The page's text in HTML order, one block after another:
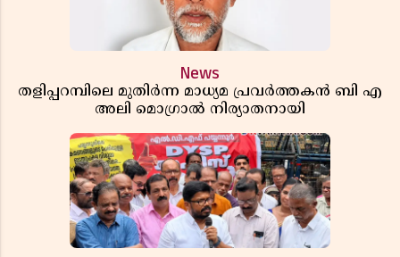
News
തളിപ്പറമ്പിലെ മുതിർന്ന മാധ്യമ പ്രവർത്തകൻ ബി എ
അലി മൊഗ്രാൽ നിര്യാതനായി